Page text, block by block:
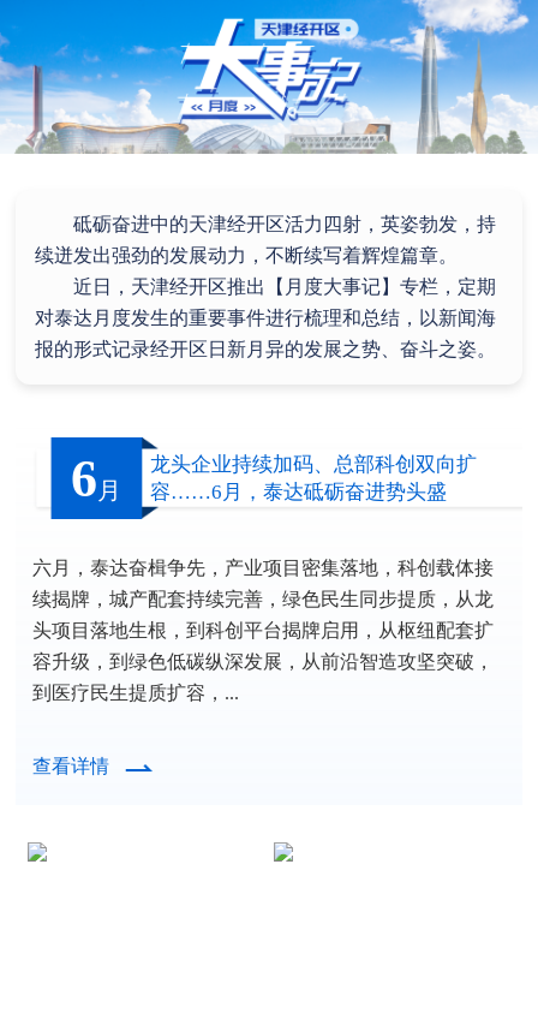
砥砺奋进中的天津经开区活力四射，英姿勃发，持
续迸发出强劲的发展动力，不断续写着辉煌篇章。
近日，天津经开区推出【月度大事记】专栏，定期
对泰达月度发生的重要事件进行梳理和总结，以新闻海
报的形式记录经开区日新月异的发展之势、奋斗之姿。
6 月
龙头企业持续加码、总部科创双向扩
容……6月，泰达砥砺奋进势头盛
六月，泰达奋楫争先，产业项目密集落地，科创载体接
续揭牌，城产配套持续完善，绿色民生同步提质，从龙
头项目落地生根，到科创平台揭牌启用，从枢纽配套扩
容升级，到绿色低碳纵深发展，从前沿智造攻坚突破，
到医疗民生提质扩容，...
查看详情